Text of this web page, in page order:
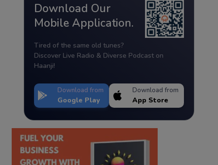
Download Our
Mobile Application.
Tired of the same old tunes?
Discover Live Radio & Diverse Podcast on
Haanji!
Download from
Google Play
Download from
App Store